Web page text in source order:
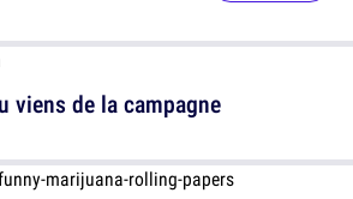
viens de la campagne